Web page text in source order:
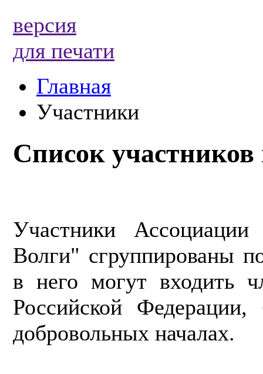
версия
для печати
Главная
Участники
Список
Участники
Волги" сгруппированы
в него могут входить
Российской
добровольных началах.